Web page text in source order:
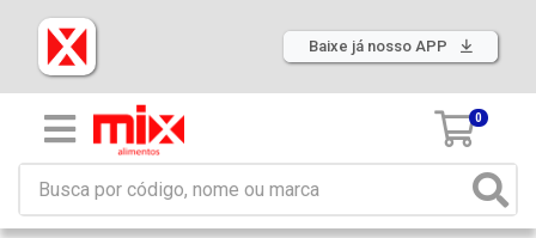
Baixe já nosso APP
0